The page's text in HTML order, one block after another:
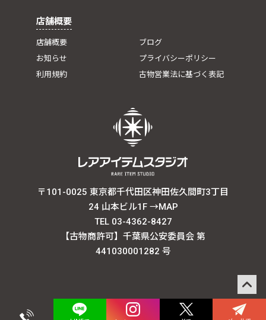
店舗概要
店舗概要
ブログ
お知らせ
プライバシーポリシー
利用規約
古物営業法に基づく表記
〒101-0025 東京都千代田区神田佐久間町3丁目
24 山本ビル1F →MAP
TEL 03-4362-8427
【古物商許可】千葉県公安委員会 第
441030001282 号